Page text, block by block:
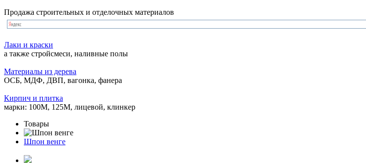
Продажа строительных и отделочных материалов
Лаки и краски
а также стройсмеси, наливные полы
Материалы из дерева
ОСБ, МДФ, ДВП, вагонка, фанера
Кирпич и плитка
марки: 100М, 125М, лицевой, клинкер
Товары
Шпон венге